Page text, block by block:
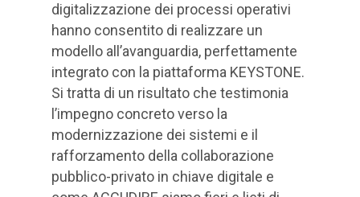
digitalizzazione dei processi operativi
hanno consentito di realizzare un
modello all’avanguardia, perfettamente
integrato con la piattaforma KEYSTONE.
Si tratta di un risultato che testimonia
l’impegno concreto verso la
modernizzazione dei sistemi e il
rafforzamento della collaborazione
pubblico-privato in chiave digitale e